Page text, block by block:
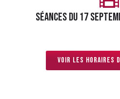
Séances du 17
Voir les horaires